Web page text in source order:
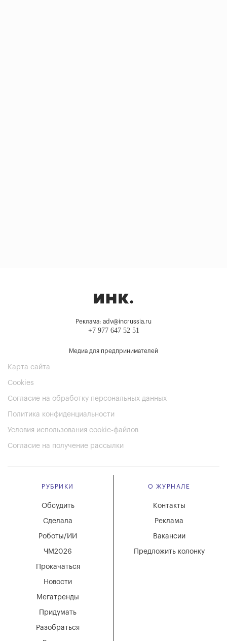
Реклама: adv@incrussia.ru
+7 977 647 52 51
Медиа для предпринимателей
Карта сайта
Cookies
Согласие на обработку персональных данных
Политика конфиденциальности
Условия использования cookie-файлов
Согласие на получение рассылки
РУБРИКИ
Мегатренды
Придумать
Разобраться
Новости
Обсудить
Сделала
Роботы/ИИ
ЧМ2026
Прокачаться
О ЖУРНАЛЕ
Вакансии
Реклама
Контакты
Предложить колонку